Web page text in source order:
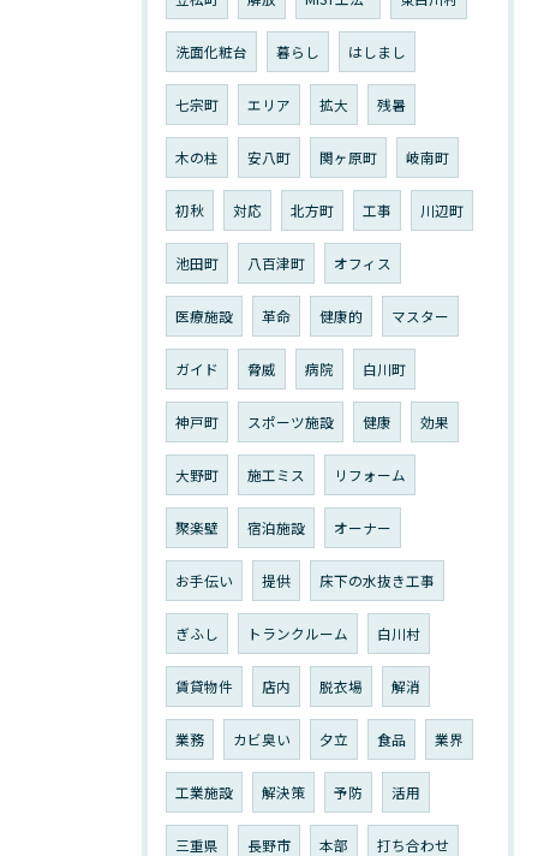
洗面化粧台 暮らし はしまし
七宗町 エリア 拡大 残暑
木の柱 安八町 関ヶ原町 岐南町
初秋 対応 北方町 工事 川辺町
池田町 八百津町 オフィス
医療施設 革命 健康的 マスター
ガイド 脅威 病院 白川町
神戸町 スポーツ施設 健康 効果
大野町 施工ミス リフォーム
聚楽壁 宿泊施設 オーナー
お手伝い 提供 床下の水抜き工事
ぎふし トランクルーム 白川村
賃貸物件 店内 脱衣場 解消
業務 カビ臭い 夕立 食品 業界
工業施設 解決策 予防 活用
三重県 長野市 本部 打ち合わせ